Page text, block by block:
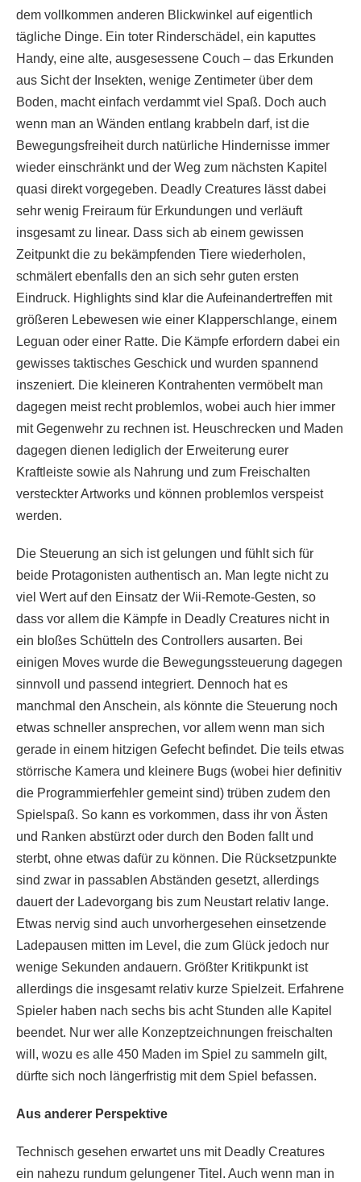
dem vollkommen anderen Blickwinkel auf eigentlich
tägliche Dinge. Ein toter Rinderschädel, ein kaputtes
Handy, eine alte, ausgesessene Couch – das Erkunden
aus Sicht der Insekten, wenige Zentimeter über dem
Boden, macht einfach verdammt viel Spaß. Doch auch
wenn man an Wänden entlang krabbeln darf, ist die
Bewegungsfreiheit durch natürliche Hindernisse immer
wieder einschränkt und der Weg zum nächsten Kapitel
quasi direkt vorgegeben. Deadly Creatures lässt dabei
sehr wenig Freiraum für Erkundungen und verläuft
insgesamt zu linear. Dass sich ab einem gewissen
Zeitpunkt die zu bekämpfenden Tiere wiederholen,
schmälert ebenfalls den an sich sehr guten ersten
Eindruck. Highlights sind klar die Aufeinandertreffen mit
größeren Lebewesen wie einer Klapperschlange, einem
Leguan oder einer Ratte. Die Kämpfe erfordern dabei ein
gewisses taktisches Geschick und wurden spannend
inszeniert. Die kleineren Kontrahenten vermöbelt man
dagegen meist recht problemlos, wobei auch hier immer
mit Gegenwehr zu rechnen ist. Heuschrecken und Maden
dagegen dienen lediglich der Erweiterung eurer
Kraftleiste sowie als Nahrung und zum Freischalten
versteckter Artworks und können problemlos verspeist
werden.
Die Steuerung an sich ist gelungen und fühlt sich für
beide Protagonisten authentisch an. Man legte nicht zu
viel Wert auf den Einsatz der Wii-Remote-Gesten, so
dass vor allem die Kämpfe in Deadly Creatures nicht in
ein bloßes Schütteln des Controllers ausarten. Bei
einigen Moves wurde die Bewegungssteuerung dagegen
sinnvoll und passend integriert. Dennoch hat es
manchmal den Anschein, als könnte die Steuerung noch
etwas schneller ansprechen, vor allem wenn man sich
gerade in einem hitzigen Gefecht befindet. Die teils etwas
störrische Kamera und kleinere Bugs (wobei hier definitiv
die Programmierfehler gemeint sind) trüben zudem den
Spielspaß. So kann es vorkommen, dass ihr von Ästen
und Ranken abstürzt oder durch den Boden fallt und
sterbt, ohne etwas dafür zu können. Die Rücksetzpunkte
sind zwar in passablen Abständen gesetzt, allerdings
dauert der Ladevorgang bis zum Neustart relativ lange.
Etwas nervig sind auch unvorhergesehen einsetzende
Ladepausen mitten im Level, die zum Glück jedoch nur
wenige Sekunden andauern. Größter Kritikpunkt ist
allerdings die insgesamt relativ kurze Spielzeit. Erfahrene
Spieler haben nach sechs bis acht Stunden alle Kapitel
beendet. Nur wer alle Konzeptzeichnungen freischalten
will, wozu es alle 450 Maden im Spiel zu sammeln gilt,
dürfte sich noch längerfristig mit dem Spiel befassen.
Aus anderer Perspektive
Technisch gesehen erwartet uns mit Deadly Creatures
ein nahezu rundum gelungener Titel. Auch wenn man in